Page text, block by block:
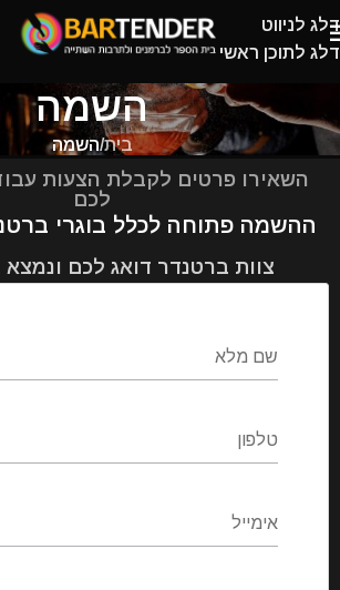
דלג לניווט
דלג לתוכן ראשי
השמה
בית/השמה
השאירו פרטים לקבלת הצעות
לכם
ההשמה פתוחה לכלל בוגרי ברטנדר
צוות ברטנדר דואג לכם
שם מלא
טלפון
אימייל